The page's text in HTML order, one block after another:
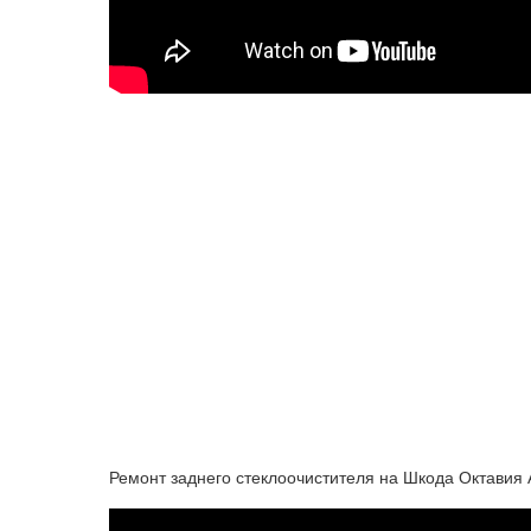
Ремонт заднего стеклоочистителя на Шкода Октавия